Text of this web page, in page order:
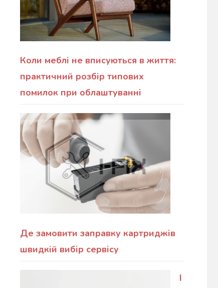
Коли меблі не вписуються в життя:
практичний розбір типових
помилок при облаштуванні
Де замовити заправку картриджів
швидкій вибір сервісу
І